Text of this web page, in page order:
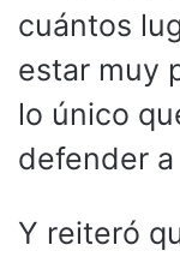
cuántos
estar muy
lo único
defender a
Y reiteró